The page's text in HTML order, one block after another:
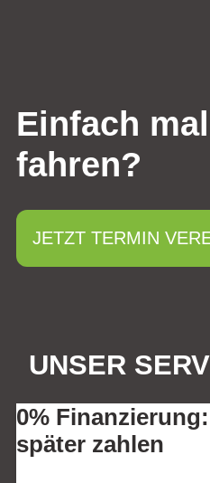
Einfach
fahren?
JETZT TERMIN
UNSER
0%
später zahlen